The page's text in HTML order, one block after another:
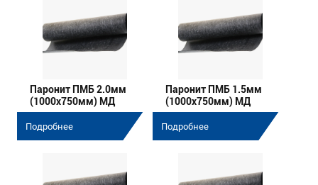
Паронит ПМБ 2.0мм
(1000х750мм) МД
Подробнее
Паронит ПМБ 1.5мм
(1000х750мм) МД
Подробнее